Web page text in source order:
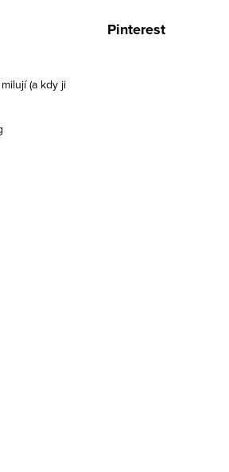
(a kdy ji
Pinterest